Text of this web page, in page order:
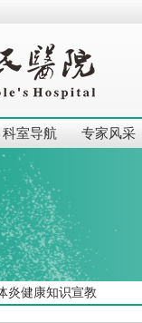
科室导航 专家风采
炎健康知识宣教